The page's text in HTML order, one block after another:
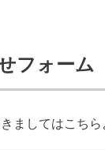
フォーム
ましてはこち